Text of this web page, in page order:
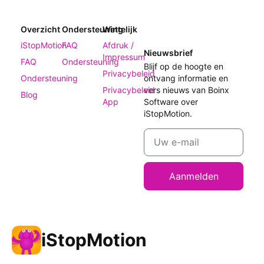
Overzicht
iStopMotion
FAQ
Ondersteuning
Blog
Ondersteuning
FAQ
Ondersteuning
Wettelijk
Afdruk /
Impressum
Privacybeleid
Privacybeleid
App
Nieuwsbrief
Blijf op de hoogte en
ontvang informatie en
vers nieuws van Boinx
Software over
iStopMotion.
Aanmelden
iStopMotion